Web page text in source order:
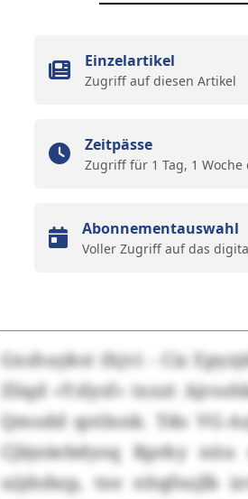
Einzelartikel
Zugriff auf diesen Artikel
Zeitpässe
Zugriff für 1 Tag, 1
Abonnementauswahl
Voller Zugriff auf das
Gxshuykst (hjv) - Ciz
Zliqd «Yzlysf» txxzt
Qmodd qotlnnk. Tdo VG-
Cjbjeäebdyoq Rprky
uijdobzp, txe nhqfsujlb